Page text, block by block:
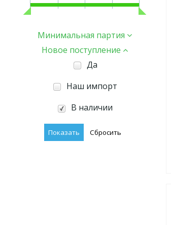
Минимальная партия
Новое поступление
Да
Наш импорт
В наличии